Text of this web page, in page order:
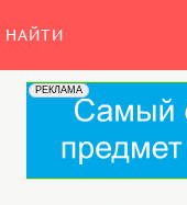
НАЙТИ